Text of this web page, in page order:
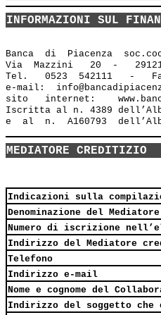
INFORMAZIONI SUL
Banca  di  Piacenza
Via  Mazzini   20  -
Tel.   0523  542111   -
e-mail:
sito   internet:
Iscritta al n. 4389
MEDIATORE CREDITIZIO
Indicazioni sulla
Denominazione del
Numero di iscrizione
Indirizzo del Mediatore
Telefono
Indirizzo e-mail
Nome e cognome del
Indirizzo del soggetto